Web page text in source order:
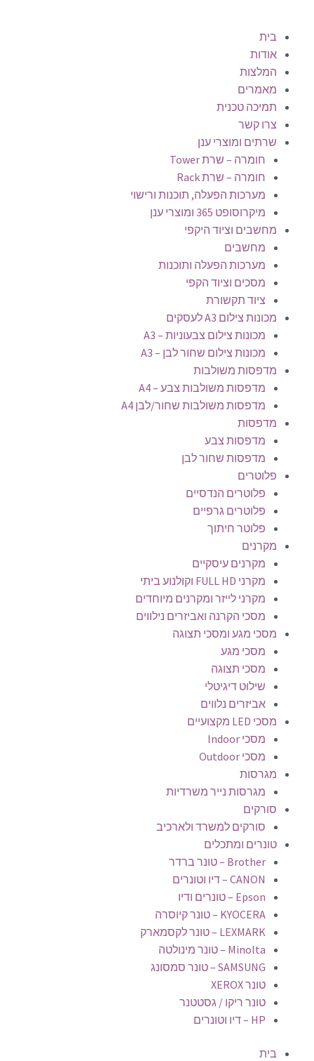
בית
אודות
המלצות
מאמרים
תמיכה טכנית
צרו קשר
שרתים ומוצרי ענן
חומרה – שרת Tower
חומרה – שרת Rack
מערכות הפעלה, תוכנות ורישוי
מיקרוסופט 365 ומוצרי ענן
מחשבים וציוד היקפי
מחשבים
מערכות הפעלה ותוכנות
מסכים וציוד הקפי
ציוד תקשורת
מכונות צילום A3 לעסקים
מכונות צילום צבעוניות – A3
מכונות צילום שחור לבן – A3
מדפסות משולבות
מדפסות משולבות צבע – A4
מדפסות משולבות שחור/לבן A4
מדפסות
מדפסות צבע
מדפסות שחור לבן
פלוטרים
פלוטרים הנדסיים
פלוטרים גרפיים
פלוטר חיתוך
מקרנים
מקרנים עיסקיים
מקרני FULL HD וקולנוע ביתי
מקרני לייזר ומקרנים מיוחדים
מסכי הקרנה ואביזרים נילווים
מסכי מגע ומסכי תצוגה
מסכי מגע
מסכי תצוגה
שילוט דיגיטלי
אביזרים נלווים
מסכי LED מקצועיים
מסכי Indoor
מסכי Outdoor
מגרסות
מגרסות נייר משרדיות
סורקים
סורקים למשרד ולארכיב
טונרים ומתכלים
Brother – טונר ברדר
CANON – דיו וטונרים
Epson – טונרים ודיו
KYOCERA – טונר קיוסרה
LEXMARK – טונר לקסמארק
Minolta – טונר מינולטה
SAMSUNG – טונר סמסונג
טונר XEROX
טונר ריקו / גסטטנר
HP – דיו וטונרים
בית